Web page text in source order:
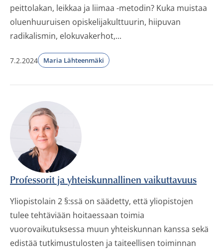
peittolakan, leikkaa ja liimaa -metodin? Kuka muistaa
oluenhuuruisen opiskelijakulttuurin, hiipuvan
radikalismin, elokuvakerhot,...
7.2.2024 Maria Lähteenmäki
Professorit ja yhteiskunnallinen vaikuttavuus
Yliopistolain 2 §:ssä on säädetty, että yliopistojen
tulee tehtäviään hoitaessaan toimia
vuorovaikutuksessa muun yhteiskunnan kanssa sekä
edistää tutkimustulosten ja taiteellisen toiminnan